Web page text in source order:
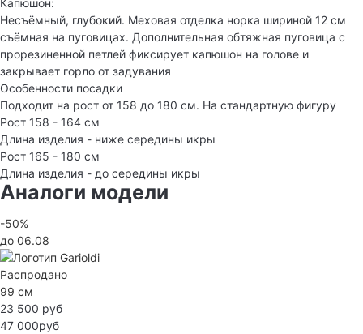
Капюшон:
Несъёмный, глубокий. Меховая отделка норка шириной 12 см
съёмная на пуговицах. Дополнительная обтяжная пуговица с
прорезиненной петлей фиксирует капюшон на голове и
закрывает горло от задувания
Особенности посадки
Подходит на рост от 158 до 180 см. На стандартную фигуру
Рост 158 - 164 см
Длина изделия - ниже середины икры
Рост 165 - 180 см
Длина изделия - до середины икры
Аналоги модели
-50%
до 06.08
Распродано
99 см
23 500 руб
47 000руб